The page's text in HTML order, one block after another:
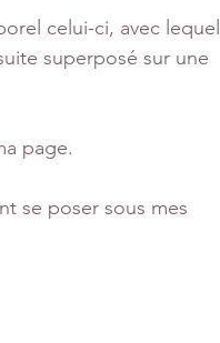
celui-ci, avec lequel
superposé sur une
page.
se poser sous mes